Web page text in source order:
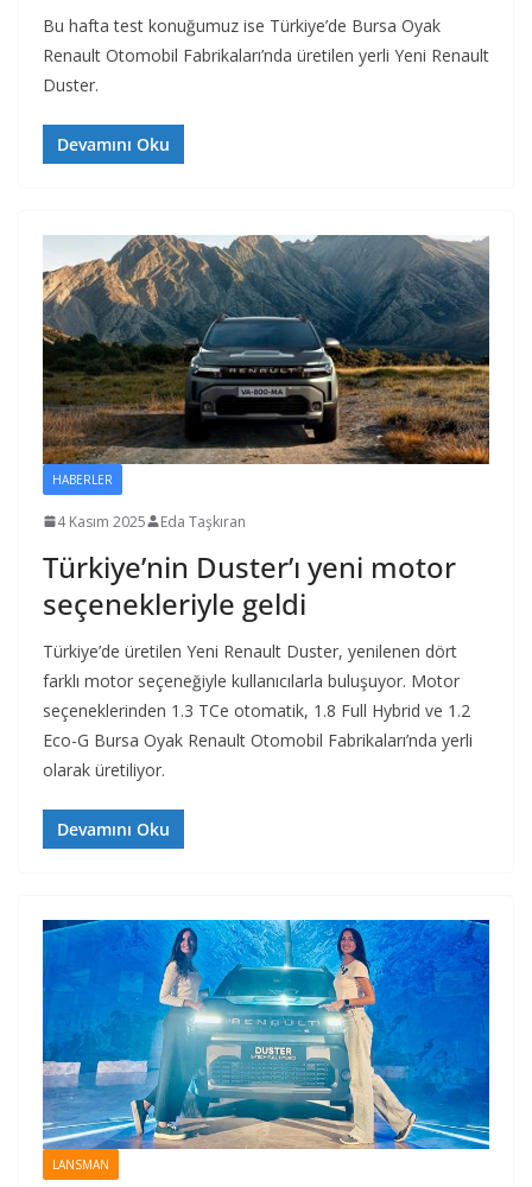
Bu hafta test konuğumuz ise Türkiye’de Bursa Oyak
Renault Otomobil Fabrikaları’nda üretilen yerli Yeni Renault
Duster.
Devamını Oku
HABERLER
4 Kasım 2025 Eda Taşkıran
Türkiye’nin Duster’ı yeni motor
seçenekleriyle geldi
Türkiye’de üretilen Yeni Renault Duster, yenilenen dört
farklı motor seçeneğiyle kullanıcılarla buluşuyor. Motor
seçeneklerinden 1.3 TCe otomatik, 1.8 Full Hybrid ve 1.2
Eco-G Bursa Oyak Renault Otomobil Fabrikaları’nda yerli
olarak üretiliyor.
Devamını Oku
LANSMAN